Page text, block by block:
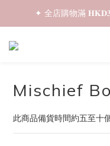
✦ 𝐁𝐚𝐜𝐤 𝐓𝐨
✦ 全店購物滿
✦ 𝐁𝐚𝐜𝐤 𝐓𝐨
Mischief
此商品備貨時間約五至十